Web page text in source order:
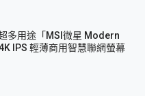
多用途「MSI微星 Modern
IPS 輕薄商用智慧聯網螢幕